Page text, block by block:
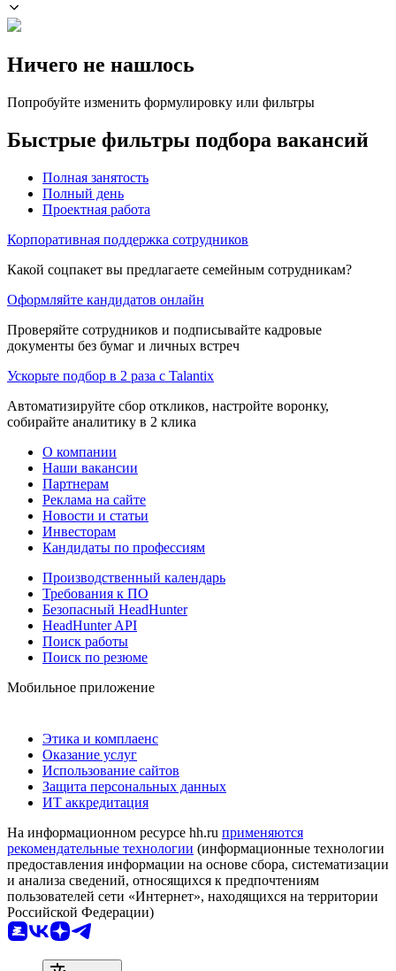
Ничего не нашлось
Попробуйте изменить формулировку или фильтры
Быстрые фильтры подбора вакансий
Полная занятость
Полный день
Проектная работа
Корпоративная поддержка сотрудников
Какой соцпакет вы предлагаете семейным сотрудникам?
Оформляйте кандидатов онлайн
Проверяйте сотрудников и подписывайте кадровые
документы без бумаг и личных встреч
Ускорьте подбор в 2 раза с Talantix
Автоматизируйте сбор откликов, настройте воронку,
собирайте аналитику в 2 клика
О компании
Наши вакансии
Партнерам
Реклама на сайте
Новости и статьи
Инвесторам
Кандидаты по профессиям
Производственный календарь
Требования к ПО
Безопасный HeadHunter
HeadHunter API
Поиск работы
Поиск по резюме
Мобильное приложение
Этика и комплаенс
Оказание услуг
Использование сайтов
Защита персональных данных
ИТ аккредитация
На информационном ресурсе hh.ru применяются
рекомендательные технологии (информационные технологии
предоставления информации на основе сбора, систематизации
и анализа сведений, относящихся к предпочтениям
пользователей сети «Интернет», находящихся на территории
Российской Федерации)